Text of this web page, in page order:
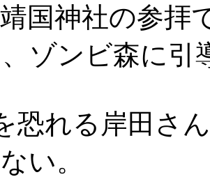
国神社の参拝
ゾンビ森に引
恐れる岸田さ
い。